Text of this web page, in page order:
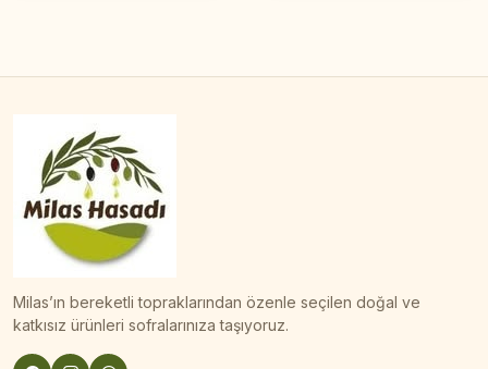
Milas’ın bereketli topraklarından özenle seçilen doğal ve
katkısız ürünleri sofralarınıza taşıyoruz.